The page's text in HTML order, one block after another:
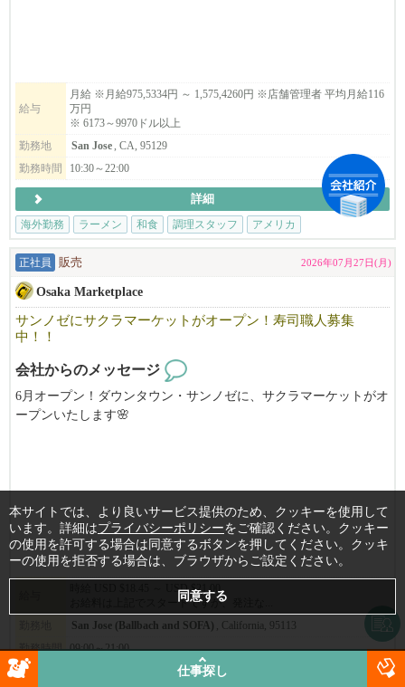
アメリカへ、世界進出のチャンスを掴みませんか？業務拡大に伴
い、米国で活躍する仲間を大募集します！⇨ ⇨
▶︎こんな方は、まずはご応募してみてください。
日本在住でアメリカでの飲食業の大成功を夢見ている方。米国在
住者で転職をお考えの方。
▶︎弊社の特徴
皆さんが年に1度は2週間程度の帰国やバケーションを楽しんでま
す！
「ええっ！そんなに休み取れるんですか？と驚かれる事も多いで
す。」（笑）
当社ブランドで働​く店舗管理者の平均年収は約1​,402万円（日本人
スタッフ平均月給​116.9万円）。
​※為替レート $1=¥158 （2026年3月換算）
により算出
※要項に明記されている給与は平均です。実際に平均以上取得し
ている方は管理者数の半分弱です。
おかげさまで大変多くのお問合せを頂いております。
職務経歴や履歴書については、なるべく詳細を明記して頂けると
選考確率がグンっと上がります！
━━━━━━━━━━━━━━━━━━━━
給与
月給 ※月給975,5334円 ～ 1,575,4260円 ※店舗管理者 平均月給116
万円
※ 6173～9970ドル以上
勤務地
San Jose , CA, 95129
勤務時間
10:30～22:00
詳細
海外勤務
ラーメン 和食 調理スタッフ アメリカ
正社員 販売 2026年07月27日(月)
Osaka Marketplace
サンノゼにサクラマーケットがオープン！寿司職人募集
中！！
会社からのメッセージ
6月オープン！ダウンタウン・サンノゼに、サクラマーケットがオ
ープンいたします🌸
サクラマーケットでは厳選された寿司ビュッフェ、DIY即席ラー
メン、日本酒&ビールバー、そして抹茶ドリンク店も併設しま
す。
新鮮な弁当やおにぎりから、お気に入りの日本のスナックやドリ
新店舗で一緒に働きませんか？？
【San Jose 店】
184 S Market St, Suite 120
時給 USD $18.45 ～ USD $21.00
お給料は上記でスタートですが、発注な...
San Jose (Ballbach and SOFA) , California, 95113
勤務時間 09:00～21:00
詳細
仕事探し
本サイトでは、より良いサービス提供のため、クッキーを使用して
います。詳細はプライバシーポリシーをご確認ください。クッキー
の使用を許可する場合は同意するボタンを押してください。クッキ
ーの使用を拒否する場合は、ブラウザからご設定ください。